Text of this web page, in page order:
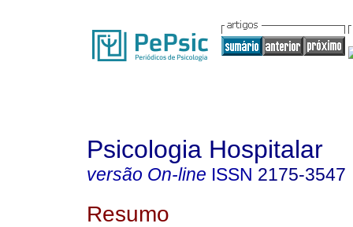
Psicologia Hospitalar
versão On-line ISSN 2175-3547
Resumo